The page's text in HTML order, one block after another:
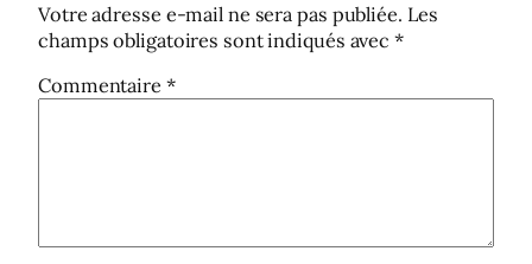
Votre adresse e-mail ne sera pas publiée. Les
champs obligatoires sont indiqués avec*
Commentaire *